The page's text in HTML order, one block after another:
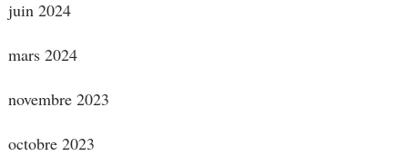
juin 2024
mars 2024
novembre 2023
octobre 2023